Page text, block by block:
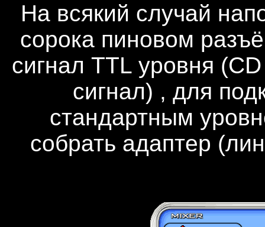
На всякий случай
сорока пиновом
сигнал TTL уровня
сигнал) , для
стандартным
собрать адаптер